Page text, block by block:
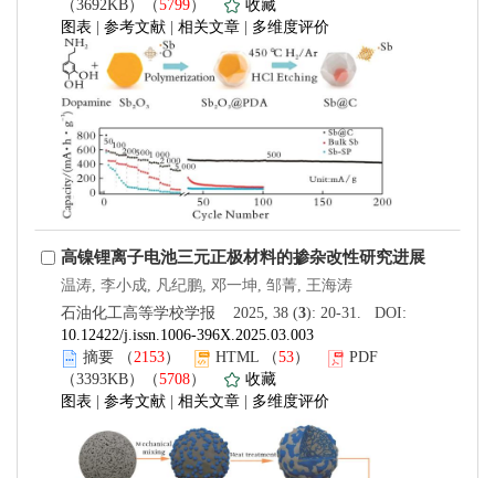
（3692KB）（5799）
收藏
图表
参考文献 相关文章 多维度评价
高镍锂离子电池三元正极材料的掺杂改性研究进展
温涛, 李小成, 凡纪鹏, 邓一坤, 邹菁, 王海涛
石油化工高等学校学报 2025, 38 (3): 20-31. DOI:
10.12422/j.issn.1006-396X.2025.03.003
摘要 （ 2153） HTML （53）
PDF
（3393KB）（5708）
收藏
图表
参考文献 相关文章 多维度评价